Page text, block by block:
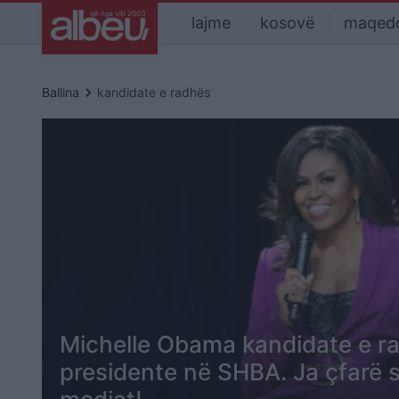
lajme kosovë
Ballina keyboard_arrow_right kandidate e radhës
Michelle Obama kandidate e
presidente në SHBA. Ja çfarë